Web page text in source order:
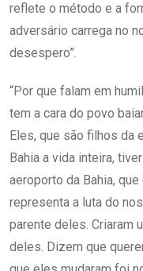
reflete o método e a
adversário carrega no
desespero”.
“Por que falam em
tem a cara do povo
Eles, que são filhos da
Bahia a vida inteira,
aeroporto da Bahia,
representa a luta do
parente deles. Criaram
deles. Dizem que